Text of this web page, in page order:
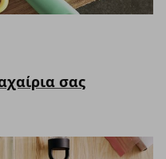
σας